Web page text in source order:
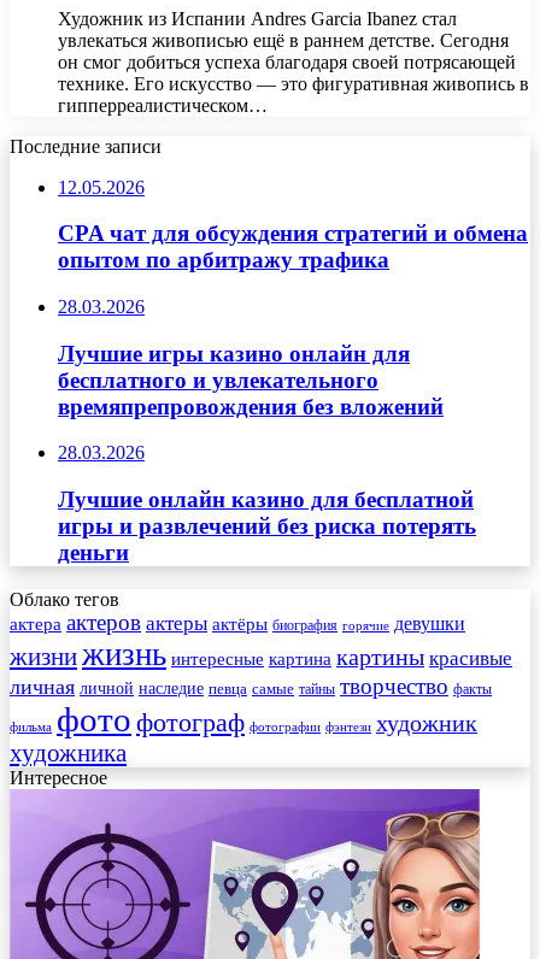
Художник из Испании Andres Garcia Ibanez стал
увлекаться живописью ещё в раннем детстве. Сегодня
он смог добиться успеха благодаря своей потрясающей
технике. Его искусство — это фигуративная живопись в
гипперреалистическом…
Последние записи
12.05.2026
CPA чат для обсуждения стратегий и обмена
опытом по арбитражу трафика
28.03.2026
Лучшие игры казино онлайн для
бесплатного и увлекательного
времяпрепровождения без вложений
28.03.2026
Лучшие онлайн казино для бесплатной
игры и развлечений без риска потерять
деньги
Облако тегов
актера актеров актеры актёры биография горячие девушки
жизнижизнь интересные картина картины красивые
личная личной наследие певца самые тайны творчество факты
фильма фото фотограф фотографии фэнтези художник
художника
Интересное